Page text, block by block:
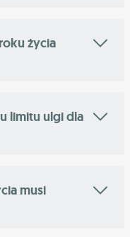
życia
limitu ulgi dla
musi